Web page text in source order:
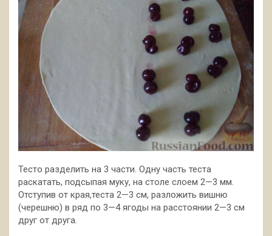
Тесто разделить на 3 части. Одну часть теста
раскатать, подсыпая муку, на столе слоем 2—3 мм.
Отступив от края,теста 2—3 см, разложить вишню
(черешню) в ряд по 3—4 ягоды на расстоянии 2—3 см
друг от друга.